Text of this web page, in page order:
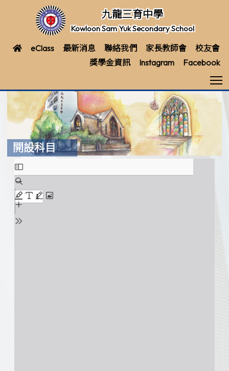
九龍三育中學
Kowloon Sam Yuk Secondary School
eClass 最新消息 聯絡我們 家長教師會
校友會
獎學金資訊
Instagram Facebook
開設科目